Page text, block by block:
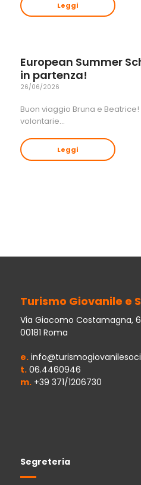
Leggi
European Summer
in partenza!
26/06/2026
Buon viaggio Bruna e
volontarie…
Leggi
Turismo Giovanile e
Via Giacomo Costamagna, 6
00181 Roma
e.
t.06.4460946
m.+39 371/1206730
Segreteria